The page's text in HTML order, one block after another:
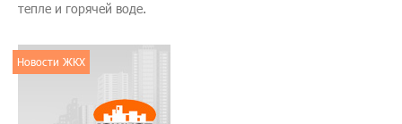
тепле и горячей воде.
Новости ЖКХ